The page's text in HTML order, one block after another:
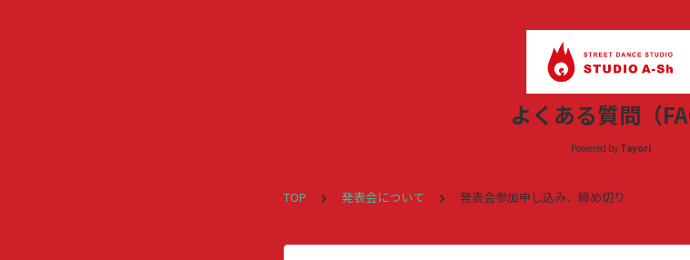
よくある質問（
Powered by Tayori
TOP 発表会について 発表会参加申し込み、締め切り